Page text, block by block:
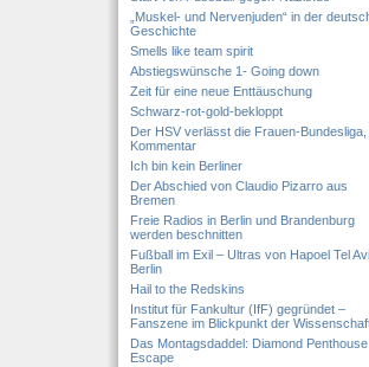
„Muskel- und Nervenjuden“ in der
Geschichte
Smells like team spirit
Abstiegswünsche 1- Going down
Zeit für eine neue Enttäuschung
Schwarz-rot-gold-bekloppt
Der HSV verlässt die Frauen-Bundesliga,
Kommentar
Ich bin kein Berliner
Der Abschied von Claudio Pizarro aus
Bremen
Freie Radios in Berlin und Brandenburg
werden beschnitten
Fußball im Exil – Ultras von Hapoel Tel
Berlin
Hail to the Redskins
Institut für Fankultur (IfF) gegründet –
Fanszene im Blickpunkt der
Das Montagsdaddel: Diamond Penthouse
Escape